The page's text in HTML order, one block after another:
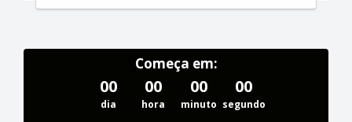
Começa em:
00
dia
00
hora
00
minuto
00
segundo